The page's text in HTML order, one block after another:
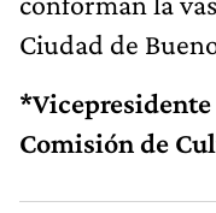
Ciudad de
*Vicepresidente
Comisión de